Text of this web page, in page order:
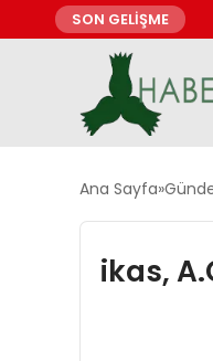
SON GELİŞME
Ana Sayfa
ikas,